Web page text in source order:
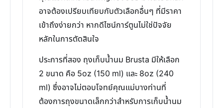
อาจต้องเปรียบเทียบกับตัวเลือกอื่นๆ ที่มีราคา
เข้าถึงง่ายกว่า หากดีไซน์การ์ตูนไม่ใช่ปัจจัย
หลักในการตัดสินใจ
ประการที่สอง ถุงเก็บน้ำนม Brusta มีให้เลือก
2 ขนาด คือ 5oz (150 ml) และ 8oz (240
ml) ซึ่งอาจไม่ตอบโจทย์คุณแม่บางท่านที่
ต้องการถุงขนาดเล็กกว่าสำหรับการเก็บน้ำนม